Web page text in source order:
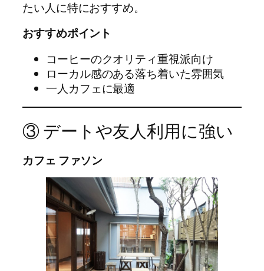
たい人に特におすすめ。
おすすめポイント
コーヒーのクオリティ重視派向け
ローカル感のある落ち着いた雰囲気
一人カフェに最適
③ デートや友人利用に強い
カフェ ファソン